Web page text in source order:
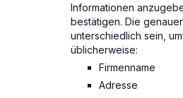
Informationen
bestätigen. Die
unterschiedlich sein,
üblicherweise:
Firmenname
Adresse